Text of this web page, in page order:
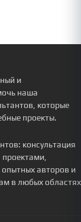
и
наша
которые
проекты.
консультация
авторов и
в любых областях